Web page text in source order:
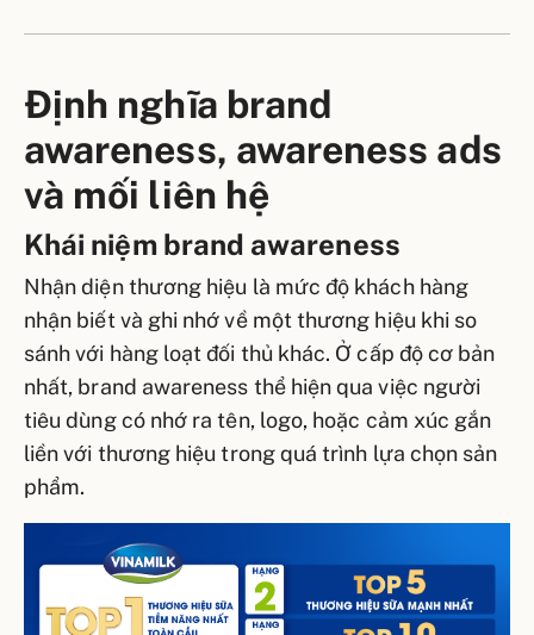
Định nghĩa brand
awareness, awareness ads
và mối liên hệ
Khái niệm brand awareness
Nhận diện thương hiệu là mức độ khách hàng
nhận biết và ghi nhớ về một thương hiệu khi so
sánh với hàng loạt đối thủ khác. Ở cấp độ cơ bản
nhất, brand awareness thể hiện qua việc người
tiêu dùng có nhớ ra tên, logo, hoặc cảm xúc gắn
liền với thương hiệu trong quá trình lựa chọn sản
phẩm.